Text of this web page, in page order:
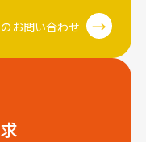
お問い合わせ →